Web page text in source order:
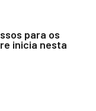
para os
inicia nesta